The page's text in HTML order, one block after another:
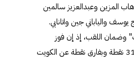
المزين وعبدالعزيز سالمين
والياباني جين واتانابي.
وضمان اللقب، إذ إن فوز
"الأصفر" يضمن له اللقب قبل ختام الدوري بجولة كونه يتصدر الترتيب بـ31 نقطة وبفارق نقطة عن الكويت